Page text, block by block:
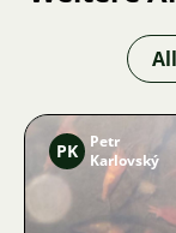
PK
Petr
Karlovský